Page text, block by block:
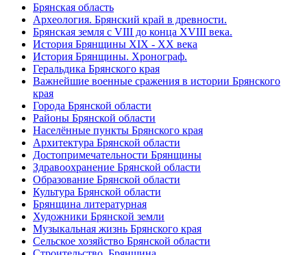
Брянская область
Археология. Брянский край в древности.
Брянская земля с VIII до конца XVIII века.
История Брянщины XIX - XX века
История Брянщины. Хронограф.
Геральдика Брянского края
Важнейшие военные сражения в истории Брянского
края
Города Брянской области
Районы Брянской области
Населённые пункты Брянского края
Архитектура Брянской области
Достопримечательности Брянщины
Здравоохранение Брянской области
Образование Брянской области
Культура Брянской области
Брянщина литературная
Художники Брянской земли
Музыкальная жизнь Брянского края
Сельское хозяйство Брянской области